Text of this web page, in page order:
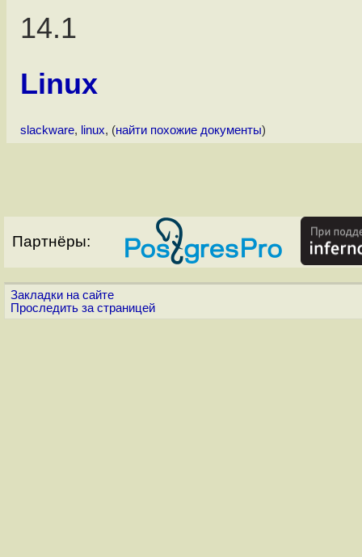
14.1
Linux
slackware, linux, (найти похожие документы)
Партнёры:
Закладки на сайте
Проследить за страницей